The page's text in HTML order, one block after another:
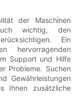
der Maschinen
wichtig, den
Ein
hervorragenden
Support und Hilfe
Probleme. Suchen
Gewährleistungen
Ihnen zusätzliche